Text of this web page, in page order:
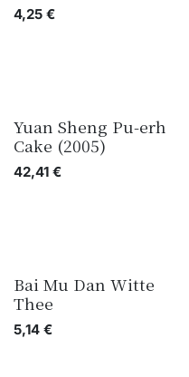
4,25 €
Yuan Sheng Pu-erh
Cake (2005)
42,41 €
Bai Mu Dan Witte
Thee
5,14 €